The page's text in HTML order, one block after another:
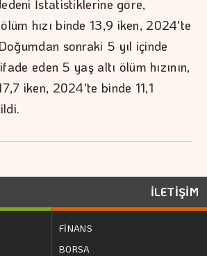
İstatistiklerine göre,
hızı binde 13,9 iken, 2024'te
sonraki 5 yıl içinde
ifade eden 5 yaş altı ölüm hızının,
iken, 2024'te binde 11,1
İLETİŞİM
FİNANS
BORSA